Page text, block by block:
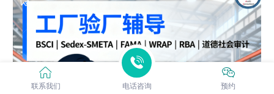
联系我们 电话咨询 预约